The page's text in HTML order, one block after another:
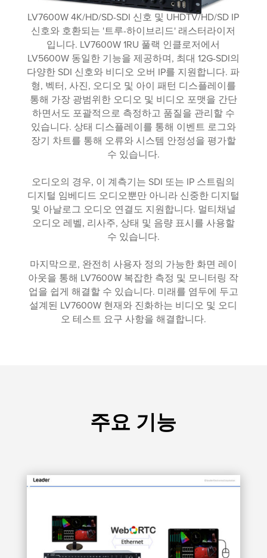
LV7600W 4K/HD/SD-SDI 신호 및 UHDTV/HD/SD IP
신호와 호환되는 '트루-하이브리드' 래스터라이저
입니다. LV7600W 1RU 풀랙 인클로저에서
LV5600W 동일한 기능을 제공하며, 최대 12G-SDI의
다양한 SDI 신호와 비디오 오버 IP를 지원합니다. 파
형, 벡터, 사진, 오디오 및 아이 패턴 디스플레이를
통해 가장 광범위한 오디오 및 비디오 포맷을 간단
하면서도 포괄적으로 측정하고 품질을 관리할 수
있습니다. 상태 디스플레이를 통해 이벤트 로그와
장기 차트를 통해 오류와 시스템 안정성을 평가할
수 있습니다.
오디오의 경우, 이 계측기는 SDI 또는 IP 스트림의
디지털 임베디드 오디오뿐만 아니라 신중한 디지털
및 아날로그 오디오 연결도 지원합니다. 멀티채널
오디오 레벨, 리사주, 상태 및 음량 표시를 사용할
수 있습니다.
마지막으로, 완전히 사용자 정의 가능한 화면 레이
아웃을 통해 LV7600W 복잡한 측정 및 모니터링 작
업을 쉽게 해결할 수 있습니다. 미래를 염두에 두고
설계된 LV7600W 현재와 진화하는 비디오 및 오디
오 테스트 요구 사항을 해결합니다.
주요 기능